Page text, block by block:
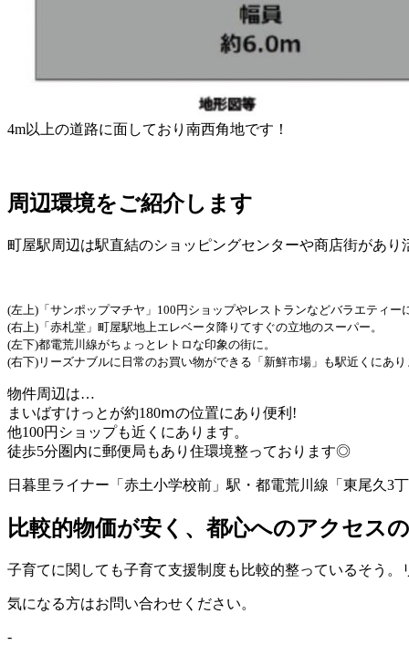
4m以上の道路に面しており南西角地です！
周辺環境をご紹介します
町屋駅周辺は駅直結のショッピングセンターや商店街があ
(左上)「サンポップマチヤ」100円ショップやレストランなどバラエティ
(右上)「赤札堂」町屋駅地上エレベータ降りてすぐの立地のスーパー。
(左下)都電荒川線がちょっとレトロな印象の街に。
(右下)リーズナブルに日常のお買い物ができる「新鮮市場」も駅近くにあ
物件周辺は…
まいばすけっとが約180ⅿの位置にあり便利!
他100円ショップも近くにあります。
徒歩5分圏内に郵便局もあり住環境整っております◎
日暮里ライナー「赤土小学校前」駅・都電荒川線「東尾久3
比較的物価が安く、都心へのアクセス
子育てに関しても子育て支援制度も比較的整っているそう
気になる方はお問い合わせください。
‐